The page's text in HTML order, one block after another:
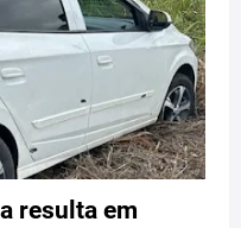
resulta em